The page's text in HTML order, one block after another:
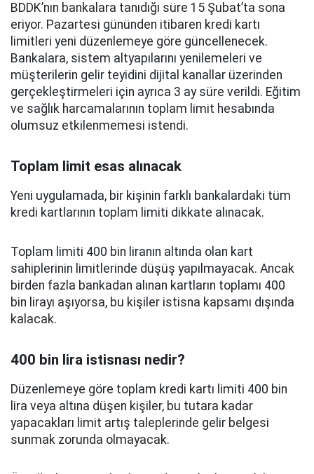
BDDK’nın bankalara tanıdığı süre 15 Şubat’ta sona
eriyor. Pazartesi gününden itibaren kredi kartı
limitleri yeni düzenlemeye göre güncellenecek.
Bankalara, sistem altyapılarını yenilemeleri ve
müşterilerin gelir teyidini dijital kanallar üzerinden
gerçekleştirmeleri için ayrıca 3 ay süre verildi. Eğitim
ve sağlık harcamalarının toplam limit hesabında
olumsuz etkilenmemesi istendi.
Toplam limit esas alınacak
Yeni uygulamada, bir kişinin farklı bankalardaki tüm
kredi kartlarının toplam limiti dikkate alınacak.
Toplam limiti 400 bin liranın altında olan kart
sahiplerinin limitlerinde düşüş yapılmayacak. Ancak
birden fazla bankadan alınan kartların toplamı 400
bin lirayı aşıyorsa, bu kişiler istisna kapsamı dışında
kalacak.
400 bin lira istisnası nedir?
Düzenlemeye göre toplam kredi kartı limiti 400 bin
lira veya altına düşen kişiler, bu tutara kadar
yapacakları limit artış taleplerinde gelir belgesi
sunmak zorunda olmayacak.